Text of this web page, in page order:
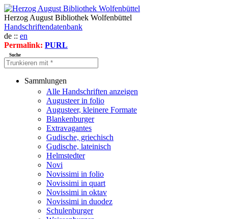
Herzog August Bibliothek Wolfenbüttel
Handschriftendatenbank
de :: en
Permalink: PURL
Suche
Sammlungen
Alle Handschriften anzeigen
Augusteer in folio
Augusteer, kleinere Formate
Blankenburger
Extravagantes
Gudische, griechisch
Gudische, lateinisch
Helmstedter
Novi
Novissimi in folio
Novissimi in quart
Novissimi in oktav
Novissimi in duodez
Schulenburger